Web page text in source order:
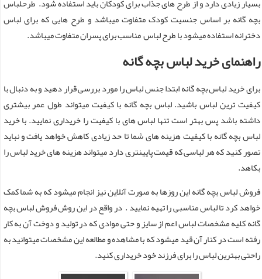
بسیار زیادی دارد و از طرح های جذاب برای کودکان باید استفاده شود. طرحلباس
بچه گانه بر اساس جنسیت کودک متفاوت میباشد و طرح هایی که برای لباس
دخترانه استفاده میشود با طرح لباس مناسب برای پسران متفاوت میباشد.
راهنمای خرید لباس بچه گانه
برای خرید لباس بچه گانه ابتدا جنس لباس را مورد بررسی قرار دهید و به دنبال با
کیفیت ترین لباس باشید. لباس بچه گانه با کیفیت میتواند طول عمر بیشتری
داشته باشد پس بهتر است تنها لباس های با کیفیت را خریداری نمایید. با خرید
لباس بچه گانه با کیفیت هزینه های شما تا حد زیادی کاهش خواهد یافت و نباید
تصور کنید که هر لباسی که قیمت پایینتری دارد میتواند هزینه های خرید لباس را
بکاهد.
فروش لباس بچه گانه این روزها به صورت آنلاین نیز انجام میشود که به شما کمک
خواهد کرد تا لباس مناسبی را تهیه نمایید . در واقع در این روش فروش لباس بچه
گانه کلیه مشخصات لباس اعم از سایز و حتی موادی که در تولید و دوخت آن به کار
رفته است در کنار آن قید میشود که با مشاهده و مطالعه این مشخصات میتوانید به
راحتی بهترین لباس را برای فرزند خود خریداری کنید.